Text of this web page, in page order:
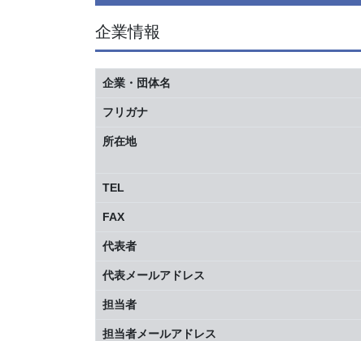
企業情報
企業・団体名
フリガナ
所在地
TEL
FAX
代表者
代表メールアドレス
担当者
担当者メールアドレス